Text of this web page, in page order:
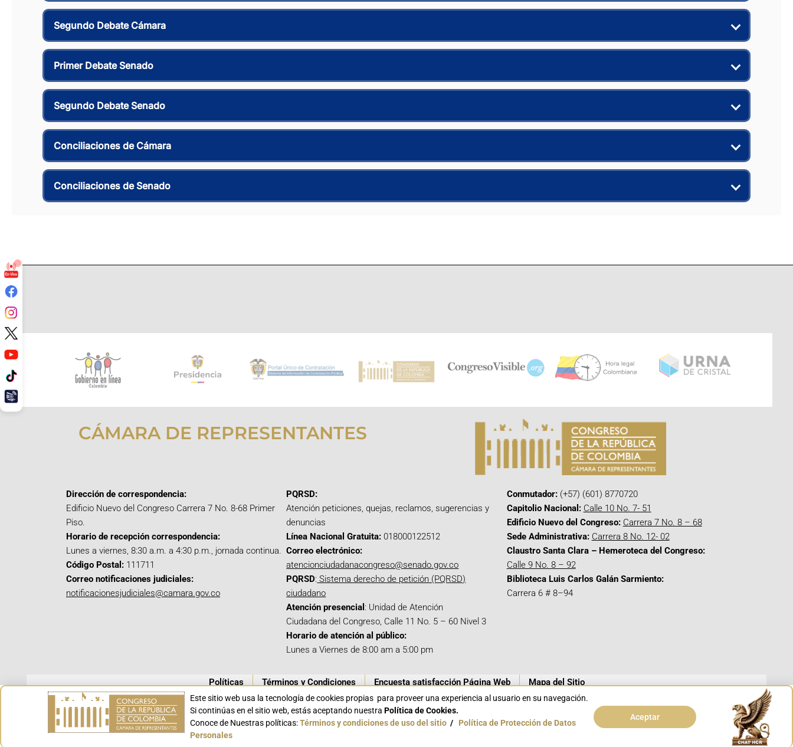
Segundo Debate Cámara
Primer Debate Senado
Segundo Debate Senado
Conciliaciones de Cámara
Conciliaciones de Senado
CÁMARA DE REPRESENTANTES
Dirección de correspondencia:
Edificio Nuevo del Congreso Carrera 7 No. 8-68 Primer
Piso.
Horario de recepción correspondencia:
Lunes a viernes, 8:30 a.m. a 4:30 p.m., jornada continua.
Código Postal: 111711
Correo notificaciones judiciales:
notificacionesjudiciales@camara.gov.co
PQRSD:
Atención peticiones, quejas, reclamos, sugerencias y
denuncias
Línea Nacional Gratuita: 018000122512
Correo electrónico:
atencionciudadanacongreso@senado.gov.co
PQRSD: Sistema derecho de petición (PQRSD)
ciudadano
Atención presencial : Unidad de Atención
Ciudadana del Congreso, Calle 11 No. 5 – 60 Nivel 3
Horario de atención al público:
Lunes a Viernes de 8:00 am a 5:00 pm
Conmutador:(+57) (601) 8770720
Capitolio Nacional: Calle 10 No. 7- 51
Edificio Nuevo del Congreso: Carrera 7 No. 8 – 68
Sede Administrativa: Carrera 8 No. 12- 02
Claustro Santa Clara – Hemeroteca del Congreso:
Calle 9 No. 8 – 92
Biblioteca Luis Carlos Galán Sarmiento:
Carrera 6 # 8–94
Políticas Términos y Condiciones Encuesta satisfacción Página Web Mapa del Sitio
Conoce GOV.CO
Este sitio web usa la tecnología de cookies propias para proveer una experiencia al usuario en su navegación.
Si continúas en el sitio web, estás aceptando nuestra Política de Cookies.
Conoce de Nuestras políticas:Términos y condiciones de uso del sitio/ Política de Protección de Datos
Personales
Aceptar